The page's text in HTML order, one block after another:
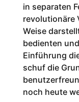
in separaten
revolutionäre
Weise
bedienten
Einführung
schuf die
noch heute